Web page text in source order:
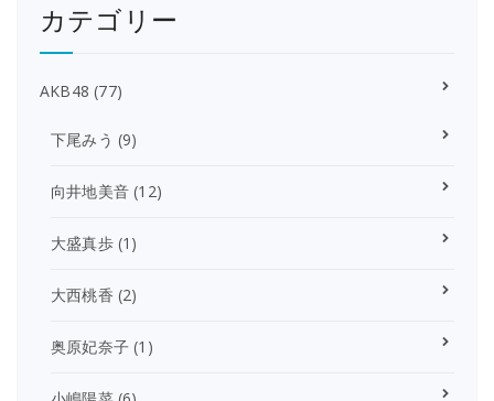
カテゴリー
AKB48 (77)
下尾みう (9)
向井地美音 (12)
大盛真歩(1)
大西桃香 (2)
奥原妃奈子 (1)